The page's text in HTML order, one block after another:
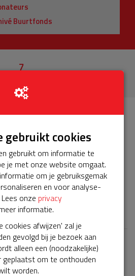
Buurtfonds
7
BuurtAED verloopt bijna en
zodat onze AED gebruiksklaar
voor ons servicepakket!
donaties
Bekijk alle
gebruikt cookies
gebruikt om informatie te
je met onze website omgaat.
om je gebruiksgemak
en voor analyse-
onze privacy
informatie.
cookies afwijzen' zal je
gevolgd bij je bezoek aan
alleen een (noodzakelijke)
geplaatst om te onthouden
worden.